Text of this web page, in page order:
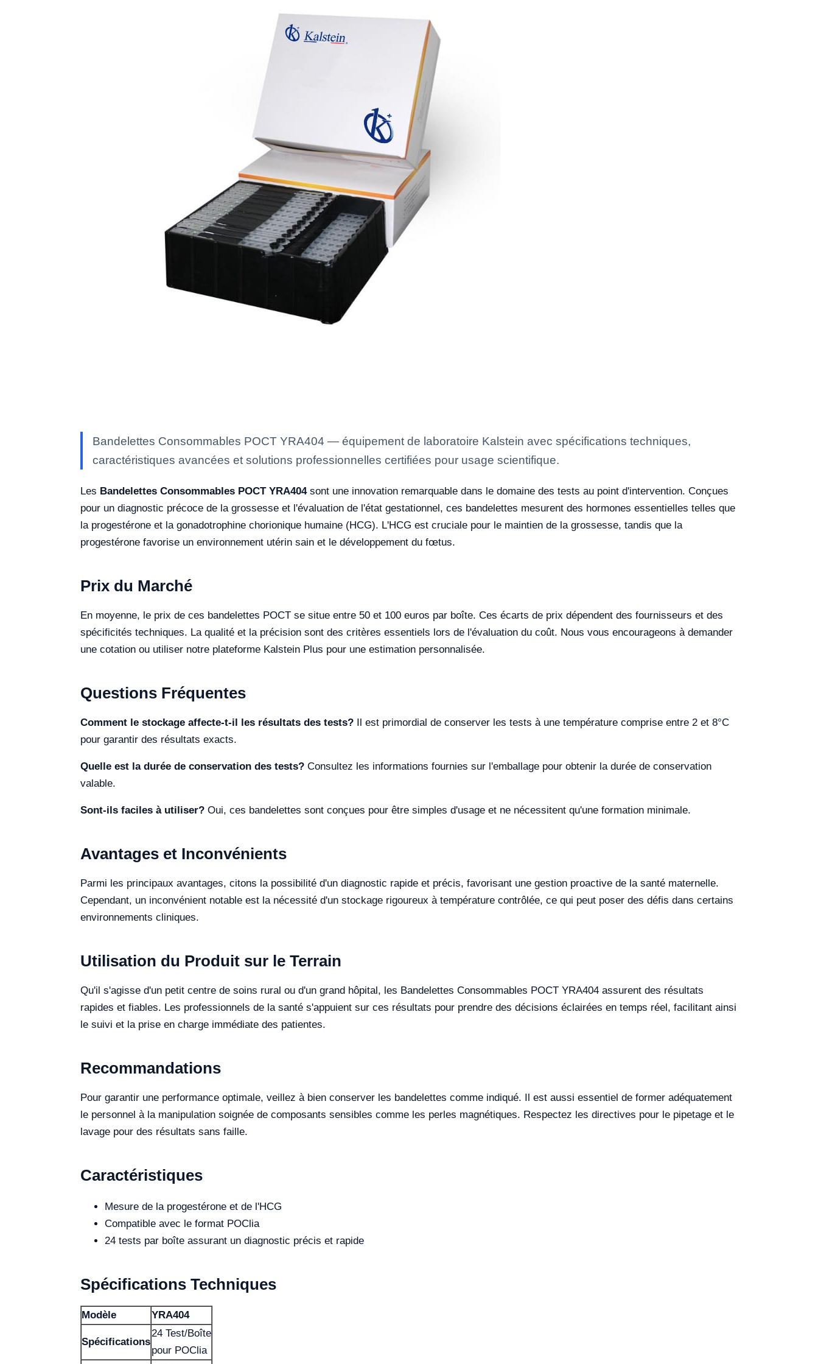
Bandelettes Consommables POCT YRA404 — équipement de laboratoire Kalstein avec spécifications techniques,
caractéristiques avancées et solutions professionnelles certifiées pour usage scientifique.
Les Bandelettes Consommables POCT YRA404sont une innovation remarquable dans le domaine des tests au point d'intervention. Conçues
pour un diagnostic précoce de la grossesse et l'évaluation de l'état gestationnel, ces bandelettes mesurent des hormones essentielles telles que
la progestérone et la gonadotrophine chorionique humaine (HCG). L'HCG est cruciale pour le maintien de la grossesse, tandis que la
progestérone favorise un environnement utérin sain et le développement du fœtus.
Prix du Marché
En moyenne, le prix de ces bandelettes POCT se situe entre 50 et 100 euros par boîte. Ces écarts de prix dépendent des fournisseurs et des
spécificités techniques. La qualité et la précision sont des critères essentiels lors de l'évaluation du coût. Nous vous encourageons à demander
une cotation ou utiliser notre plateforme Kalstein Plus pour une estimation personnalisée.
Questions Fréquentes
Comment le stockage affecte-t-il les résultats des tests? Il est primordial de conserver les tests à une température comprise entre 2 et 8°C
pour garantir des résultats exacts.
Quelle est la durée de conservation des tests? Consultez les informations fournies sur l'emballage pour obtenir la durée de conservation
valable.
Sont-ils faciles à utiliser? Oui, ces bandelettes sont conçues pour être simples d'usage et ne nécessitent qu'une formation minimale.
Avantages et Inconvénients
Parmi les principaux avantages, citons la possibilité d'un diagnostic rapide et précis, favorisant une gestion proactive de la santé maternelle.
Cependant, un inconvénient notable est la nécessité d'un stockage rigoureux à température contrôlée, ce qui peut poser des défis dans certains
environnements cliniques.
Utilisation du Produit sur le Terrain
Qu'il s'agisse d'un petit centre de soins rural ou d'un grand hôpital, les Bandelettes Consommables POCT YRA404 assurent des résultats
rapides et fiables. Les professionnels de la santé s'appuient sur ces résultats pour prendre des décisions éclairées en temps réel, facilitant ainsi
le suivi et la prise en charge immédiate des patientes.
Recommandations
Pour garantir une performance optimale, veillez à bien conserver les bandelettes comme indiqué. Il est aussi essentiel de former adéquatement
le personnel à la manipulation soignée de composants sensibles comme les perles magnétiques. Respectez les directives pour le pipetage et le
lavage pour des résultats sans faille.
Caractéristiques
Mesure de la progestérone et de l'HCG
Compatible avec le format POClia
24 tests par boîte assurant un diagnostic précis et rapide
Spécifications Techniques
Modèle YRA404
Spécifications
24 Test/Boîte
pour POClia